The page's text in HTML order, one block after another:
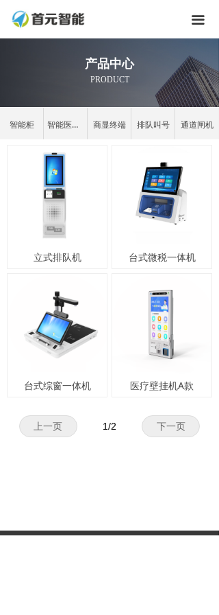
끀
产品中心
PRODUCT
立式排队机 台式微税一体机
台式综窗一体机 医疗壁挂机A款
上一页 下一页
1/2
智能柜 智能医疗车 商显终端 排队叫号 通道闸机